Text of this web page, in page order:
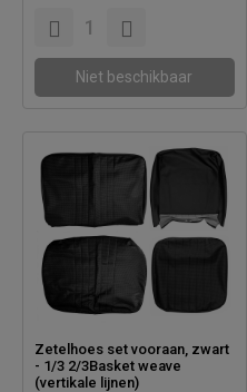
Niet beschikbaar
Zetelhoes set vooraan, zwart
- 1/3 2/3Basket weave
(vertikale lijnen)